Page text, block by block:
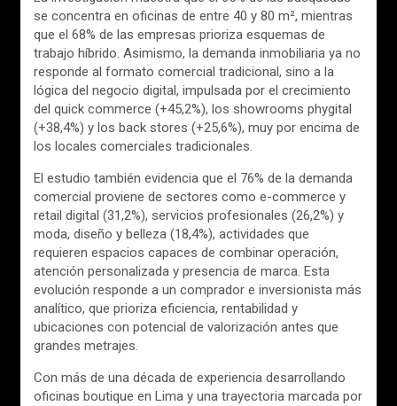
se concentra en oficinas de entre 40 y 80 m², mientras
que el 68% de las empresas prioriza esquemas de
trabajo híbrido. Asimismo, la demanda inmobiliaria ya no
responde al formato comercial tradicional, sino a la
lógica del negocio digital, impulsada por el crecimiento
del quick commerce (+45,2%), los showrooms phygital
(+38,4%) y los back stores (+25,6%), muy por encima de
los locales comerciales tradicionales.
El estudio también evidencia que el 76% de la demanda
comercial proviene de sectores como e-commerce y
retail digital (31,2%), servicios profesionales (26,2%) y
moda, diseño y belleza (18,4%), actividades que
requieren espacios capaces de combinar operación,
atención personalizada y presencia de marca. Esta
evolución responde a un comprador e inversionista más
analítico, que prioriza eficiencia, rentabilidad y
ubicaciones con potencial de valorización antes que
grandes metrajes.
Con más de una década de experiencia desarrollando
oficinas boutique en Lima y una trayectoria marcada por